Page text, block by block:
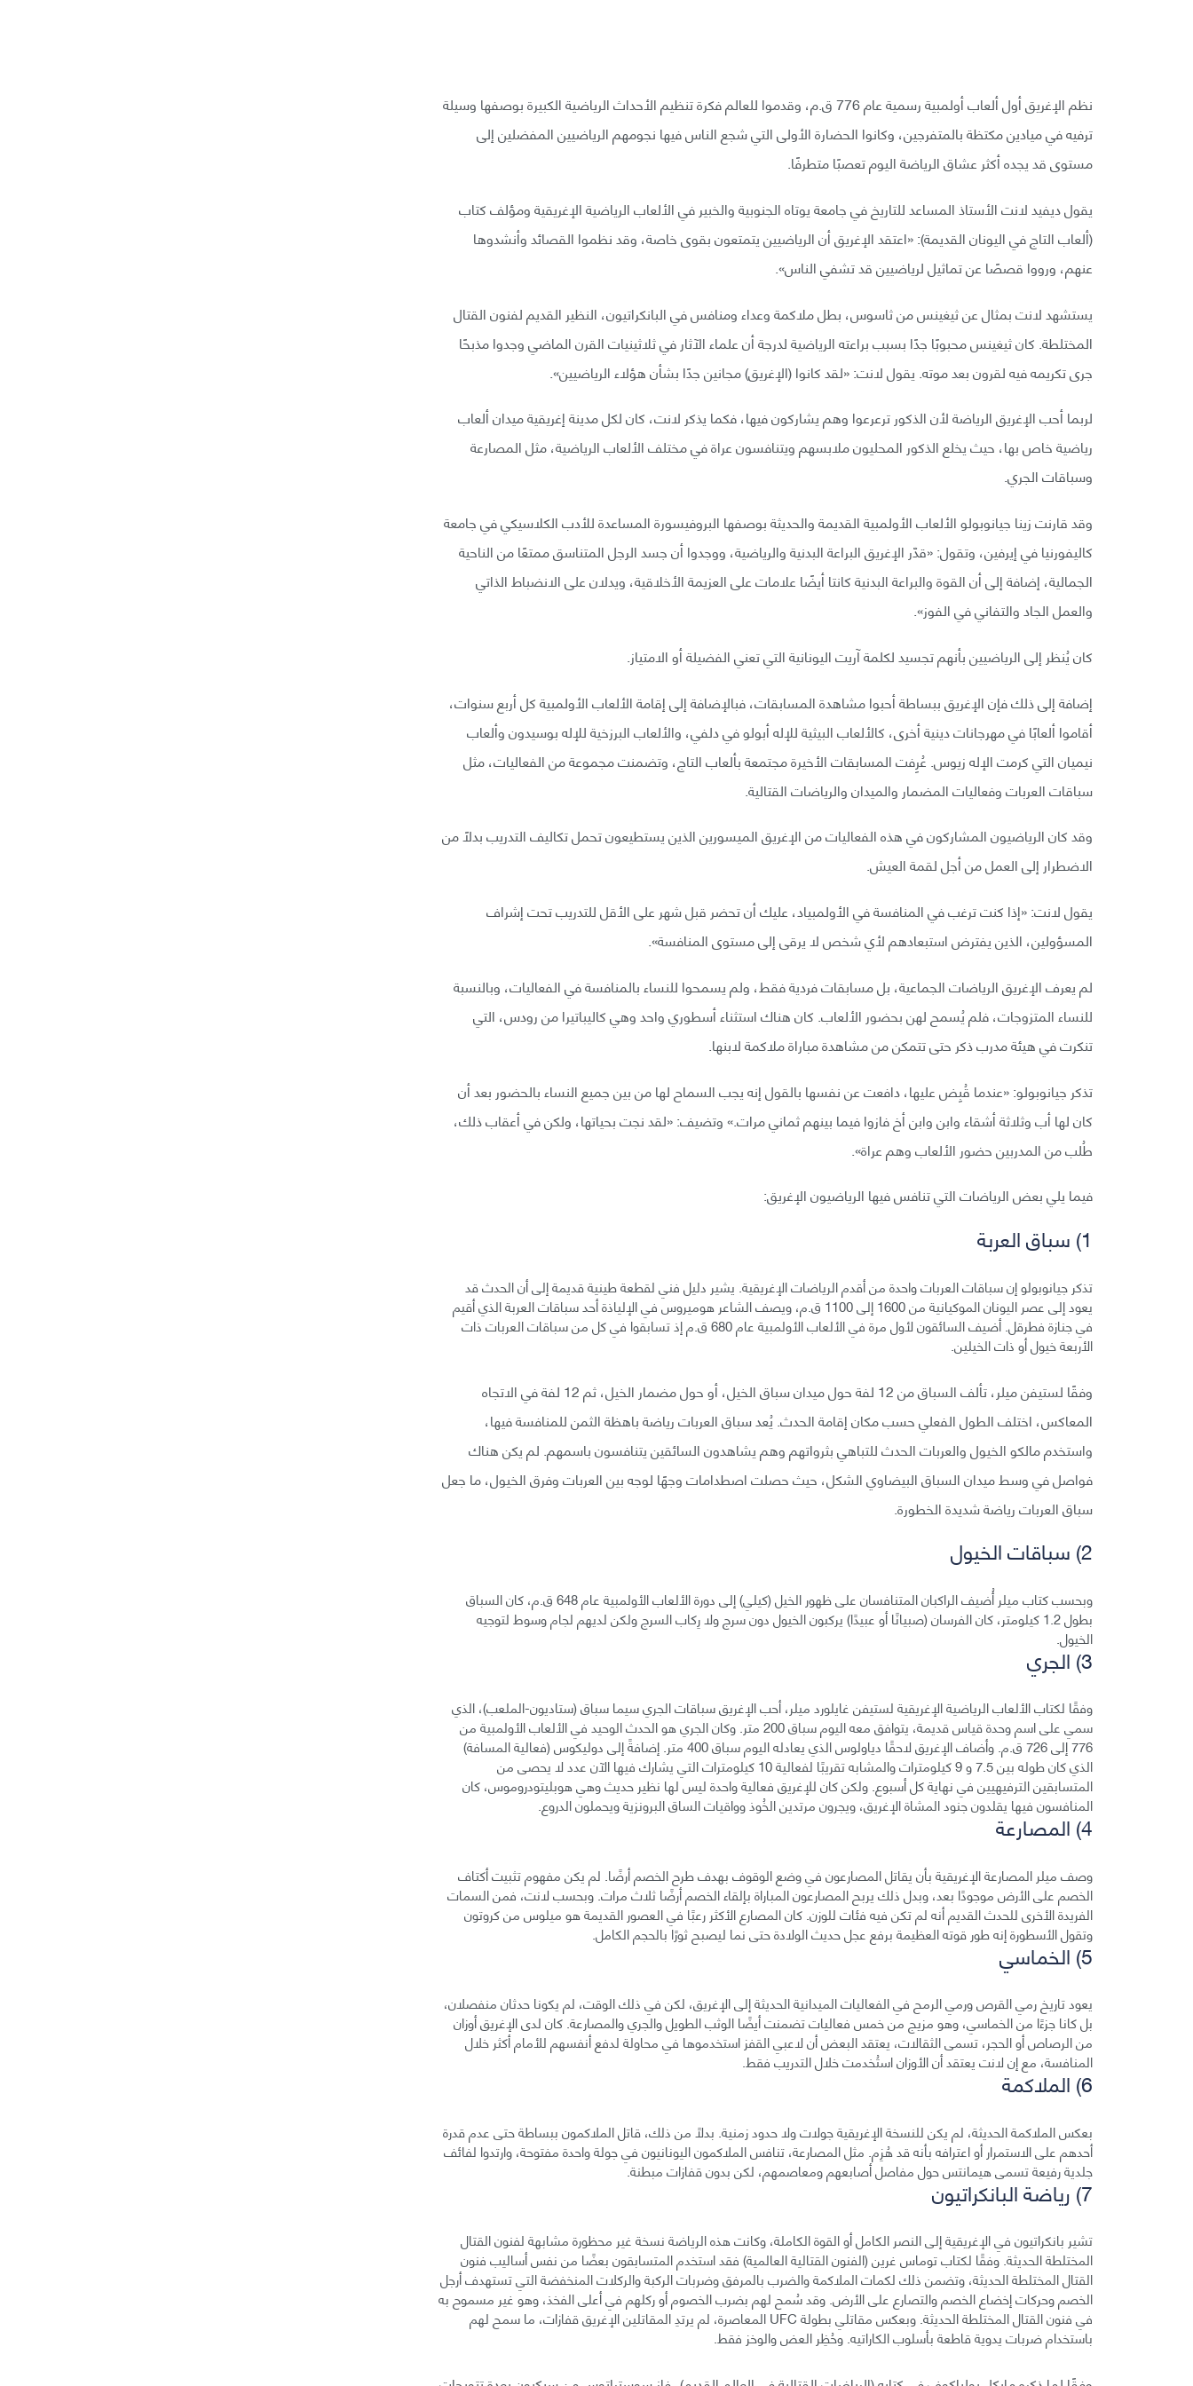
نظم الإغريق أول ألعاب أولمبية رسمية عام 776 ق.م، وقدموا للعالم فكرة تنظيم الأحداث الرياضية الكبيرة بوصفها وسيلة
ترفيه في ميادين مكتظة بالمتفرجين، وكانوا الحضارة الأولى التي شجع الناس فيها نجومهم الرياضيين المفضلين إلى
مستوى قد يجده أكثر عشاق الرياضة اليوم تعصبًا متطرفًا.
يقول ديفيد لانت الأستاذ المساعد للتاريخ في جامعة يوتاه الجنوبية والخبير في الألعاب الرياضية الإغريقية ومؤلف كتاب
(ألعاب التاج في اليونان القديمة): «اعتقد الإغريق أن الرياضيين يتمتعون بقوى خاصة، وقد نظموا القصائد وأنشدوها
عنهم، ورووا قصصًا عن تماثيل لرياضيين قد تشفي الناس».
يستشهد لانت بمثال عن ثيغينس من ثاسوس، بطل ملاكمة وعداء ومنافس في البانكراتيون، النظير القديم لفنون القتال
المختلطة. كان ثيغينس محبوبًا جدًا بسبب براعته الرياضية لدرجة أن علماء الآثار في ثلاثينيات القرن الماضي وجدوا مذبحًا
جرى تكريمه فيه لقرون بعد موته. يقول لانت: «لقد كانوا (الإغريق) مجانين جدًا بشأن هؤلاء الرياضيين».
لربما أحب الإغريق الرياضة لأن الذكور ترعرعوا وهم يشاركون فيها، فكما يذكر لانت، كان لكل مدينة إغريقية ميدان ألعاب
رياضية خاص بها، حيث يخلع الذكور المحليون ملابسهم ويتنافسون عراة في مختلف الألعاب الرياضية، مثل المصارعة
وسباقات الجري.
وقد قارنت زينا جيانوبولو الألعاب الأولمبية القديمة والحديثة بوصفها البروفيسورة المساعدة للأدب الكلاسيكي في جامعة
كاليفورنيا في إيرفين، وتقول: «قدّر الإغريق البراعة البدنية والرياضية، ووجدوا أن جسد الرجل المتناسق ممتعًا من الناحية
الجمالية، إضافة إلى أن القوة والبراعة البدنية كانتا أيضًا علامات على العزيمة الأخلاقية، ويدلان على الانضباط الذاتي
والعمل الجاد والتفاني في الفوز».
كان يُنظر إلى الرياضيين بأنهم تجسيد لكلمة آريت اليونانية التي تعني الفضيلة أو الامتياز.
إضافة إلى ذلك فإن الإغريق ببساطة أحبوا مشاهدة المسابقات، فبالإضافة إلى إقامة الألعاب الأولمبية كل أربع سنوات،
أقاموا ألعابًا في مهرجانات دينية أخرى، كالألعاب البيثية للإله أبولو في دلفي، والألعاب البرزخية للإله بوسيدون وألعاب
نيميان التي كرمت الإله زيوس. عُرِفت المسابقات الأخيرة مجتمعة بألعاب التاج، وتضمنت مجموعة من الفعاليات، مثل
سباقات العربات وفعاليات المضمار والميدان والرياضات القتالية.
وقد كان الرياضيون المشاركون في هذه الفعاليات من الإغريق الميسورين الذين يستطيعون تحمل تكاليف التدريب بدلًا من
الاضطرار إلى العمل من أجل لقمة العيش.
يقول لانت: «إذا كنت ترغب في المنافسة في الأولمبياد، عليك أن تحضر قبل شهر على الأقل للتدريب تحت إشراف
المسؤولين، الذين يفترض استبعادهم لأي شخص لا يرقى إلى مستوى المنافسة».
لم يعرف الإغريق الرياضات الجماعية، بل مسابقات فردية فقط، ولم يسمحوا للنساء بالمنافسة في الفعاليات، وبالنسبة
للنساء المتزوجات، فلم يُسمح لهن بحضور الألعاب. كان هناك استثناء أسطوري واحد وهي كاليباتيرا من رودس، التي
تنكرت في هيئة مدرب ذكر حتى تتمكن من مشاهدة مباراة ملاكمة لابنها.
تذكر جيانوبولو: «عندما قُبِض عليها، دافعت عن نفسها بالقول إنه يجب السماح لها من بين جميع النساء بالحضور بعد أن
كان لها أب وثلاثة أشقاء وابن وابن أخ فازوا فيما بينهم ثماني مرات.» وتضيف: «لقد نجت بحياتها، ولكن في أعقاب ذلك،
طُلب من المدربين حضور الألعاب وهم عراة».
فيما يلي بعض الرياضات التي تنافس فيها الرياضيون الإغريق:
1) سباق العربة
تذكر جيانوبولو إن سباقات العربات واحدة من أقدم الرياضات الإغريقية. يشير دليل فني لقطعة طينية قديمة إلى أن الحدث قد
يعود إلى عصر اليونان الموكيانية من 1600 إلى 1100 ق.م، ويصف الشاعر هوميروس في الإلياذة أحد سباقات العربة الذي أقيم
في جنازة فطرقل. أضيف السائقون لأول مرة في الألعاب الأولمبية عام 680 ق.م إذ تسابقوا في كل من سباقات العربات ذات
الأربعة خيول أو ذات الخيلين.
وفقًا لستيفن ميلر، تألف السباق من 12 لفة حول ميدان سباق الخيل، أو حول مضمار الخيل، ثم 12 لفة في الاتجاه
المعاكس، اختلف الطول الفعلي حسب مكان إقامة الحدث. يُعد سباق العربات رياضة باهظة الثمن للمنافسة فيها،
واستخدم مالكو الخيول والعربات الحدث للتباهي بثرواتهم وهم يشاهدون السائقين يتنافسون باسمهم. لم يكن هناك
فواصل في وسط ميدان السباق البيضاوي الشكل، حيث حصلت اصطدامات وجهًا لوجه بين العربات وفرق الخيول، ما جعل
سباق العربات رياضة شديدة الخطورة.
2) سباقات الخيول
وبحسب كتاب ميلر أُضيف الراكبان المتنافسان على ظهور الخيل (كيلي) إلى دورة الألعاب الأولمبية عام 648 ق.م، كان السباق
بطول 1.2 كيلومتر، كان الفرسان (صبيانًا أو عبيدًا) يركبون الخيول دون سرج ولا رِكاب السرج ولكن لديهم لجام وسوط لتوجيه
الخيول.
3) الجري
وفقًا لكتاب الألعاب الرياضية الإغريقية لستيفن غايلورد ميلر، أحب الإغريق سباقات الجري سيما سباق (ستاديون-الملعب)، الذي
سمي على اسم وحدة قياس قديمة، يتوافق معه اليوم سباق 200 متر. وكان الجري هو الحدث الوحيد في الألعاب الأولمبية من
776 إلى 726 ق.م. وأضاف الإغريق لاحقًا دياولوس الذي يعادله اليوم سباق 400 متر. إضافةً إلى دوليكوس (فعالية المسافة)
الذي كان طوله بين 7.5 و 9 كيلومترات والمشابه تقريبًا لفعالية 10 كيلومترات التي يشارك فيها الآن عدد لا يحصى من
المتسابقين الترفيهيين في نهاية كل أسبوع. ولكن كان للإغريق فعالية واحدة ليس لها نظير حديث وهي هوبليتودروموس، كان
المنافسون فيها يقلدون جنود المشاة الإغريق، ويجرون مرتدين الخُوذ وواقيات الساق البرونزية ويحملون الدروع.
4) المصارعة
وصف ميلر المصارعة الإغريقية بأن يقاتل المصارعون في وضع الوقوف بهدف طرح الخصم أرضًا. لم يكن مفهوم تثبيت أكتاف
الخصم على الأرض موجودًا بعد، وبدل ذلك يربح المصارعون المباراة بإلقاء الخصم أرضًا ثلاث مرات. وبحسب لانت، فمن السمات
الفريدة الأخرى للحدث القديم أنه لم تكن فيه فئات للوزن. كان المصارع الأكثر رعبًا في العصور القديمة هو ميلوس من كروتون
وتقول الأسطورة إنه طور قوته العظيمة برفع عجل حديث الولادة حتى نما ليصبح ثورًا بالحجم الكامل.
5) الخماسي
يعود تاريخ رمي القرص ورمي الرمح في الفعاليات الميدانية الحديثة إلى الإغريق، لكن في ذلك الوقت، لم يكونا حدثان منفصلان،
بل كانا جزءًا من الخماسي، وهو مزيج من خمس فعاليات تضمنت أيضًا الوثب الطويل والجري والمصارعة. كان لدى الإغريق أوزان
من الرصاص أو الحجر، تسمى الثقالات، يعتقد البعض أن لاعبي القفز استخدموها في محاولة لدفع أنفسهم للأمام أكثر خلال
المنافسة، مع إن لانت يعتقد أن الأوزان استُخدمت خلال التدريب فقط.
6) الملاكمة
بعكس الملاكمة الحديثة، لم يكن للنسخة الإغريقية جولات ولا حدود زمنية. بدلًا من ذلك، قاتل الملاكمون ببساطة حتى عدم قدرة
أحدهم على الاستمرار أو اعترافه بأنه قد هُزِم. مثل المصارعة، تنافس الملاكمون اليونانيون في جولة واحدة مفتوحة، وارتدوا لفائف
جلدية رفيعة تسمى هيمانتس حول مفاصل أصابعهم ومعاصمهم، لكن بدون قفازات مبطنة.
7) رياضة البانكراتيون
تشير بانكراتيون في الإغريقية إلى النصر الكامل أو القوة الكاملة، وكانت هذه الرياضة نسخة غير محظورة مشابهة لفنون القتال
المختلطة الحديثة. وفقًا لكتاب توماس غرين (الفنون القتالية العالمية) فقد استخدم المتسابقون بعضًا من نفس أساليب فنون
القتال المختلطة الحديثة، وتضمن ذلك لكمات الملاكمة والضرب بالمرفق وضربات الركبة والركلات المنخفضة التي تستهدف أرجل
الخصم وحركات إخضاع الخصم والتصارع على الأرض. وقد سُمح لهم بضرب الخصوم أو ركلهم في أعلى الفخذ، وهو غير مسموح به
في فنون القتال المختلطة الحديثة. وبعكس مقاتلي بطولة UFC المعاصرة، لم يرتدِ المقاتلين الإغريق قفازات، ما سمح لهم
باستخدام ضربات يدوية قاطعة بأسلوب الكاراتيه. وحُظِر العض والوخز فقط.